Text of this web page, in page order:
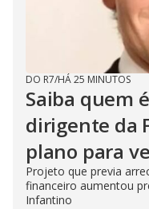
DO R7/HÁ 25 MINUTOS
Saiba quem
dirigente da
plano para
Projeto que previa
financeiro aumentou
Infantino